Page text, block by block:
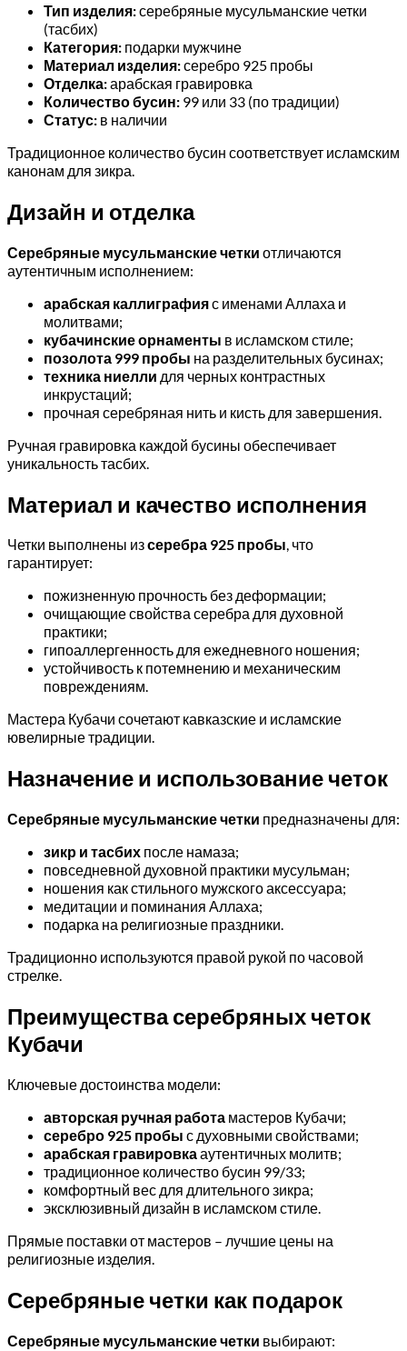
Тип изделия:серебряные мусульманские четки
(тасбих)
Категория: подарки мужчине
Материал изделия:серебро 925 пробы
Отделка:арабская гравировка
Количество бусин: 99 или 33 (по традиции)
Статус: в наличии
Традиционное количество бусин соответствует исламским
канонам для зикра.
Дизайн и отделка
Серебряные мусульманские четки отличаются
аутентичным исполнением:
арабская каллиграфияс именами Аллаха и
молитвами;
кубачинские орнаменты в исламском стиле;
позолота 999 пробы на разделительных бусинах;
техника ниелли для черных контрастных
инкрустаций;
прочная серебряная нить и кисть для завершения.
Ручная гравировка каждой бусины обеспечивает
уникальность тасбих.
Материал и качество исполнения
Четки выполнены изсеребра 925 пробы, что
гарантирует:
пожизненную прочность без деформации;
очищающие свойства серебра для духовной
практики;
гипоаллергенность для ежедневного ношения;
устойчивость к потемнению и механическим
повреждениям.
Мастера Кубачи сочетают кавказские и исламские
ювелирные традиции.
Назначение и использование четок
Серебряные мусульманские четки предназначены для:
зикр и тасбих после намаза;
повседневной духовной практики мусульман;
ношения как стильного мужского аксессуара;
медитации и поминания Аллаха;
подарка на религиозные праздники.
Традиционно используются правой рукой по часовой
стрелке.
Преимущества серебряных четок
Кубачи
Ключевые достоинства модели:
авторская ручная работа мастеров Кубачи;
серебро 925 пробы с духовными свойствами;
арабская гравировкааутентичных молитв;
традиционное количество бусин 99/33;
комфортный вес для длительного зикра;
эксклюзивный дизайн в исламском стиле.
Прямые поставки от мастеров – лучшие цены на
религиозные изделия.
Серебряные четки как подарок
Серебряные мусульманские четки выбирают: